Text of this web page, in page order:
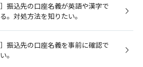
］振込先の口座名義が英語や漢字で
。対処方法を知りたい。
］振込先の口座名義を事前に確認で
。